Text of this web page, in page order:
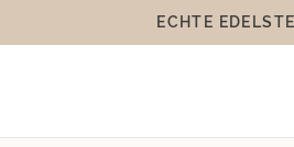
ECHTE